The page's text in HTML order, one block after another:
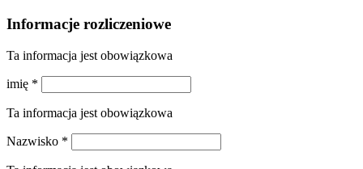
Informacje rozliczeniowe
Ta informacja jest obowiązkowa
imię *
Ta informacja jest obowiązkowa
Nazwisko *